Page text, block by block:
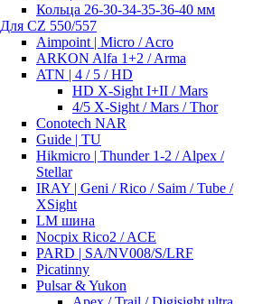
Кольца 26-30-34-35-36-40 мм
Для CZ 550/557
Aimpoint | Micro / Acro
ARKON Alfa 1+2 / Arma
ATN | 4 / 5 / HD
HD X-Sight I+II / Mars
4/5 X-Sight / Mars / Thor
Conotech NAR
Guide | TU
Hikmicro | Thunder 1-2 / Alpex /
Stellar
IRAY | Geni / Rico / Saim / Tube /
XSight
LM шина
Nocpix Rico2 / ACE
PARD | SA/NV008/S/LRF
Picatinny
Pulsar & Yukon